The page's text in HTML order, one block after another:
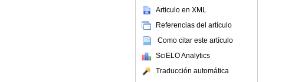
Articulo en XML
Referencias del artículo
Como citar este artículo
SciELO Analytics
Traducción automática